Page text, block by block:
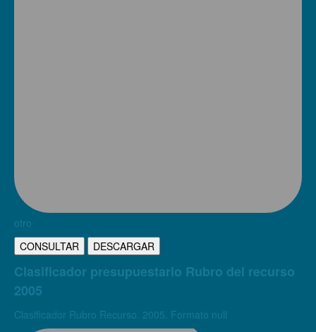
otro
CONSULTAR
DESCARGAR
Clasificador presupuestario Rubro del recurso
2005
Clasificador Rubro Recurso. 2005. Formato null